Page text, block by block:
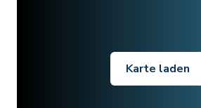
Karte laden